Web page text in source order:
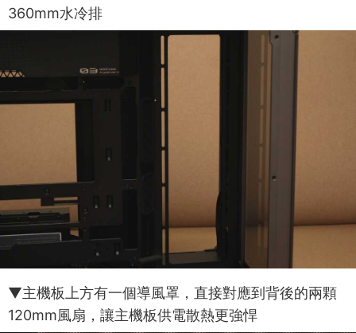
360mm水冷排
▼主機板上方有一個導風罩，直接對應到背後的兩顆
120mm風扇，讓主機板供電散熱更強悍